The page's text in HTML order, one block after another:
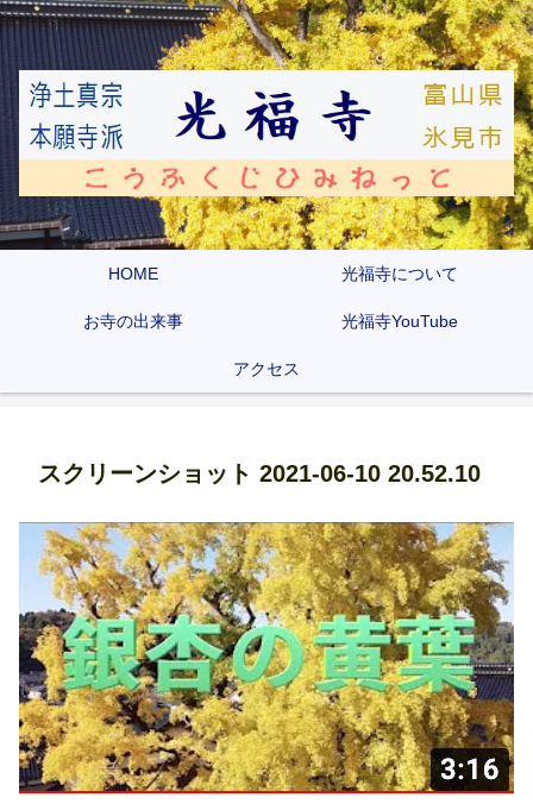
HOME 光福寺について
お寺の出来事 光福寺YouTube
アクセス
スクリーンショット 2021-06-10 20.52.10